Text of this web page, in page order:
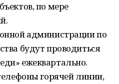
по мере
администрации по
будут проводиться
ежеквартально.
горячей линии,